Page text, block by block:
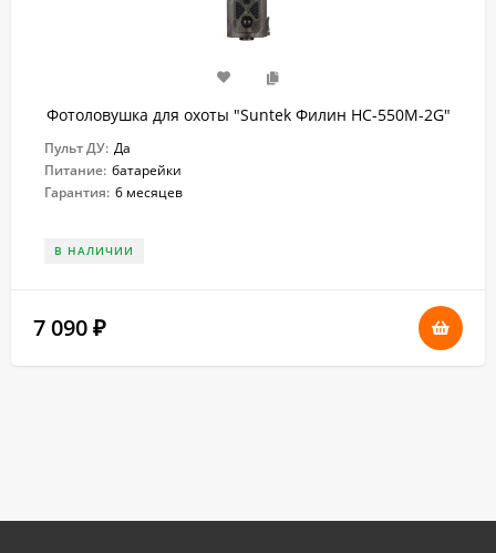
Фотоловушка для охоты "Suntek Филин HC-550M-2G"
Пульт ДУ: Да
Питание: батарейки
Гарантия: 6 месяцев
В НАЛИЧИИ
7 090 ₽